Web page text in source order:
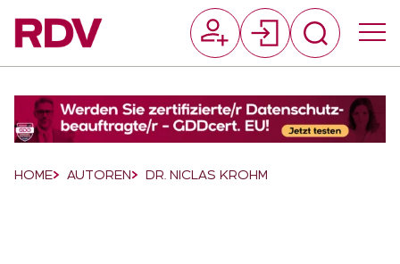
Breadcrumb-Navigation
HOME AUTOREN DR. NICLAS KROHM